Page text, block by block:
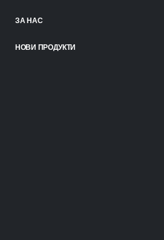
ЗА НАС
НОВИ ПРОДУКТИ